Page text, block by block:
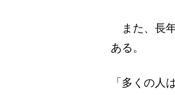
また、長
ある。
「多くの人